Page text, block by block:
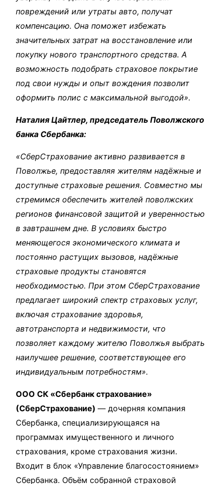
повреждений или утраты авто, получат
компенсацию. Она поможет избежать
значительных затрат на восстановление или
покупку нового транспортного средства. А
возможность подобрать страховое покрытие
под свои нужды и опыт вождения позволит
оформить полис с максимальной выгодой».
Наталия Цайтлер, председатель Поволжского
банка Сбербанка:
«СберСтрахование активно развивается в
Поволжье, предоставляя жителям надёжные и
доступные страховые решения. Совместно мы
стремимся обеспечить жителей поволжских
регионов финансовой защитой и уверенностью
в завтрашнем дне. В условиях быстро
меняющегося экономического климата и
постоянно растущих вызовов, надёжные
страховые продукты становятся
необходимостью. При этом СберСтрахование
предлагает широкий спектр страховых услуг,
включая страхование здоровья,
автотранспорта и недвижимости, что
позволяет каждому жителю Поволжья выбрать
наилучшее решение, соответствующее его
индивидуальным потребностям».
ООО СК «Сбербанк страхование»
(СберСтрахование) — дочерняя компания
Сбербанка, специализирующаяся на
программах имущественного и личного
страхования, кроме страхования жизни.
Входит в блок «Управление благосостоянием»
Сбербанка. Объём собранной страховой